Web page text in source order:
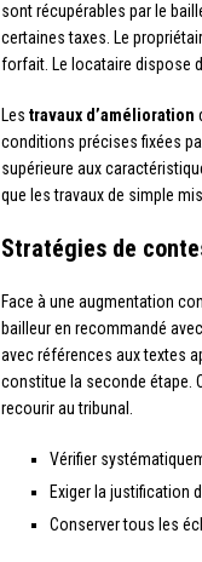
sont récupérables par le
certaines taxes. Le
forfait. Le locataire dispose
Les travaux d’amélioration
conditions précises fixées
supérieure aux
que les travaux de simple
Stratégies de
Face à une augmentation
bailleur en recommandé
avec références aux textes
constitue la seconde étape.
recourir au tribunal.
Vérifier
Exiger la justification
Conserver tous les